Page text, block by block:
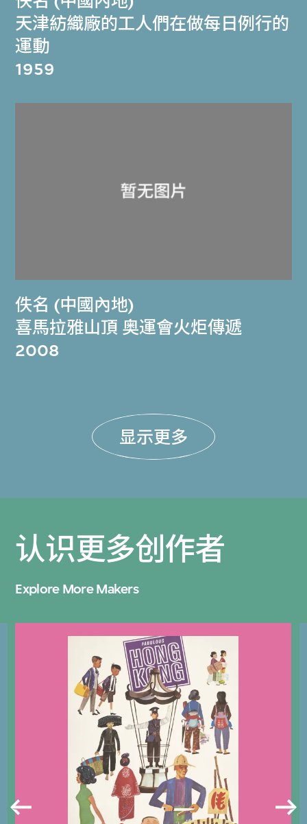
天津紡織廠的工人們在做每日例行的
運動
1959
佚名 (中國內地)
喜馬拉雅山頂 奥運會火炬傳遞
2008
显示更多
认识更多创作者
Explore More Makers